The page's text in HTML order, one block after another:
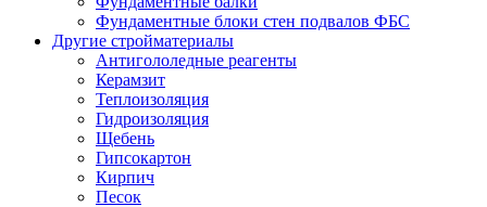
Фундаментные блоки стен подвалов ФБС
Другие стройматериалы
Антигололедные реагенты
Керамзит
Теплоизоляция
Гидроизоляция
Щебень
Гипсокартон
Кирпич
Песок